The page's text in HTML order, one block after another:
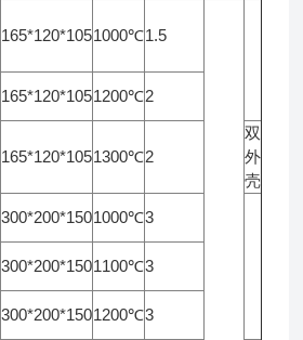
165*120*1051000℃1.5
165*120*1051200℃2
165*120*1051300℃2
双
外
壳
300*200*1501000℃3
300*200*1501100℃3
300*200*1501200℃3